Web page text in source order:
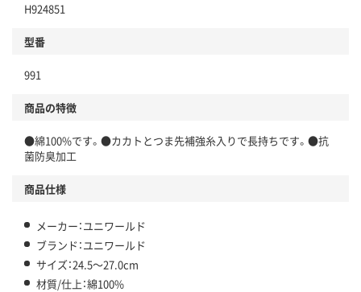
H924851
型番
991
商品の特徴
●綿100%です。●カカトとつま先補強糸入りで長持ちです。●抗
菌防臭加工
商品仕様
メーカー：ユニワールド
ブランド：ユニワールド
サイズ：24.5～27.0cm
材質/仕上：綿100%